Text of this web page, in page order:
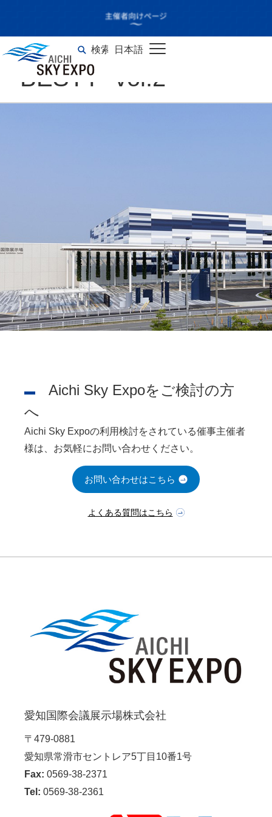
検索 日本語
English
BE:FIRST 2nd Fan
Meeting -Hello My
”BESTY” vol.2-
Aichi Sky Expoをご検討の方
へ
Aichi Sky Expoの利用検討をされている催事主催者
様は、お気軽にお問い合わせください。
お問い合わせはこちら
よくある質問はこちら
愛知国際会議展示場株式会社
〒479-0881
愛知県常滑市セントレア5丁目10番1号
Fax: 0569-38-2371
Tel: 0569-38-2361